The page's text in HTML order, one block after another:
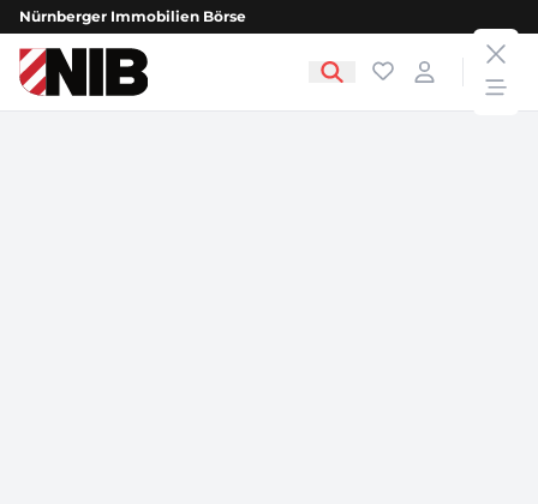
Nürnberger Immobilien Börse
NIB - Nürnberger Immobilien Börse Favoriten
Login